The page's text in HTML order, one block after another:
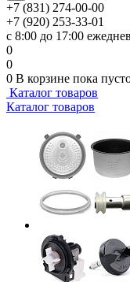
+7 (831) 274-00-00
+7 (920) 253-33-01
с 8:00 до 17:00
0
0
0 В корзине пока
Каталог товаров
Каталог товаров